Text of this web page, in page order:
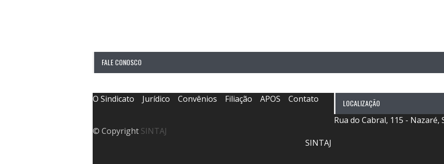
FALE CONOSCO
LOCALIZAÇÃO
Rua do Cabral, 115 - Nazaré,
O Sindicato Jurídico Convênios Filiação APOS Contato
© Copyright SINTAJ
SINTAJ